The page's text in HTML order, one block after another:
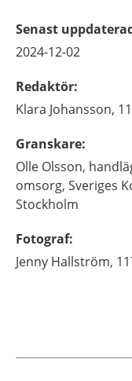
Senast
2024-12-02
Redaktör:
Klara Johansson,
Granskare:
Olle Olsson,
omsorg, Sveriges
Stockholm
Fotograf:
Jenny Hallström,